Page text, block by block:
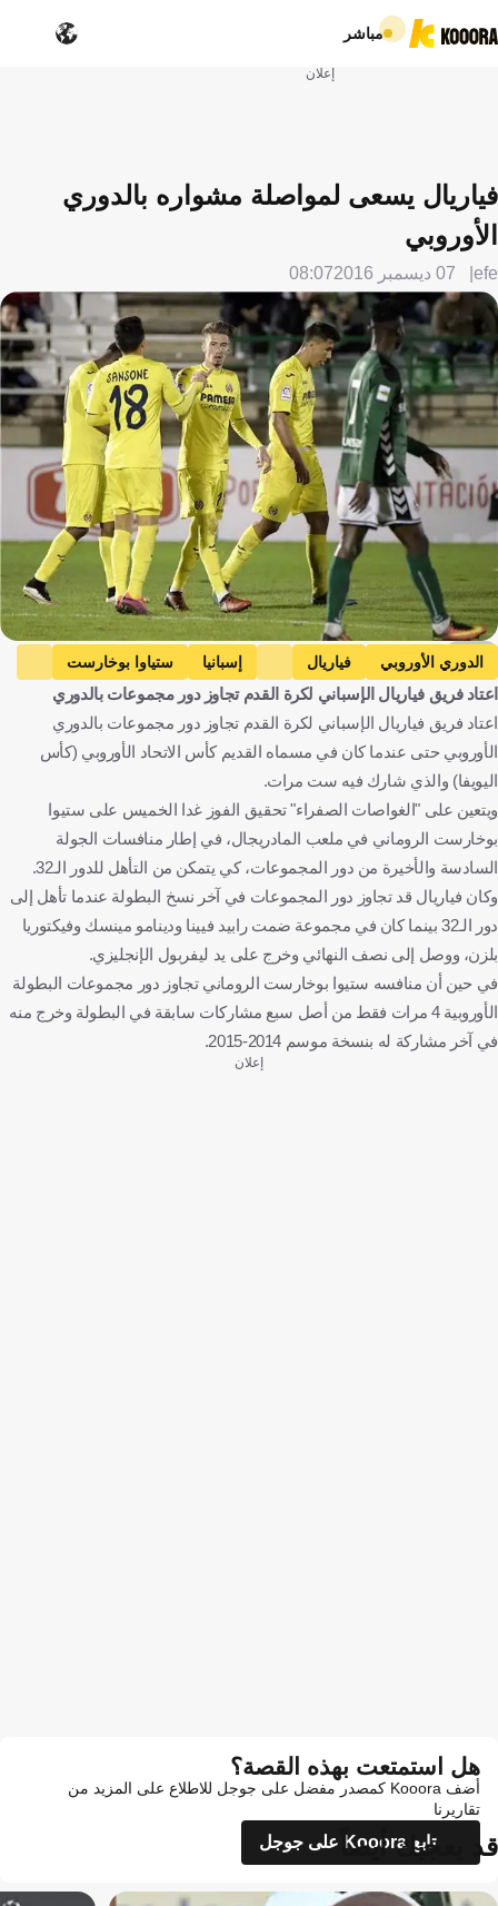
مباشر
إعلان
فياريال يسعى لمواصلة مشواره بالدوري
الأوروبي
efe 07 ديسمبر 2016 08:07
EPA
الدوري الأوروبي فياريال إسبانيا
ستياوا بوخارست
رومانيا
كرة قدم
اعتاد فريق فياريال الإسباني لكرة القدم تجاوز دور مجموعات بالدوري
اعتاد فريق فياريال الإسباني لكرة القدم تجاوز دور مجموعات بالدوري
الأوروبي حتى عندما كان في مسماه القديم كأس الاتحاد الأوروبي (كأس
اليويفا) والذي شارك فيه ست مرات.
ويتعين على "الغواصات الصفراء" تحقيق الفوز غدا الخميس على ستيوا
بوخارست الروماني في ملعب المادريجال، في إطار منافسات الجولة
السادسة والأخيرة من دور المجموعات، كي يتمكن من التأهل للدور الـ32.
وكان فياريال قد تجاوز دور المجموعات في آخر نسخ البطولة عندما تأهل إلى
دور الـ32 بينما كان في مجموعة ضمت رابيد فيينا ودينامو مينسك وفيكتوريا
بلزن، ووصل إلى نصف النهائي وخرج على يد ليفربول الإنجليزي.
في حين أن منافسه ستيوا بوخارست الروماني تجاوز دور مجموعات البطولة
الأوروبية 4 مرات فقط من أصل سبع مشاركات سابقة في البطولة وخرج منه
في آخر مشاركة له بنسخة موسم 2014-2015.
إعلان
هل استمتعت بهذه القصة؟
أضف Kooora كمصدر مفضل على جوجل للاطلاع على المزيد من
تقاريرنا
تابع Kooora على جوجل
قد يعجبك أيضاً